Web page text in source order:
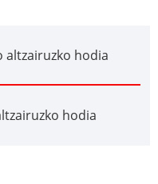
altzairuzko hodia
hodia